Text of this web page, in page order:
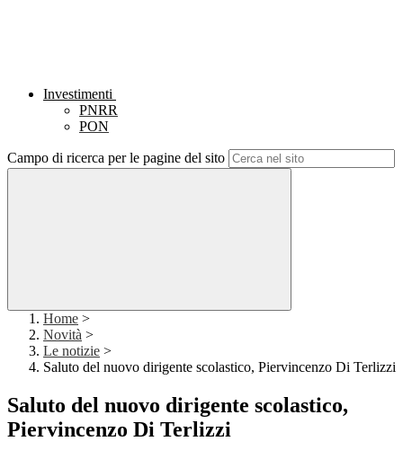
Investimenti
PNRR
PON
Campo di ricerca per le pagine del sito
Home >
Novità >
Le notizie >
Saluto del nuovo dirigente scolastico, Piervincenzo Di Terlizzi
Saluto del nuovo dirigente scolastico,
Piervincenzo Di Terlizzi